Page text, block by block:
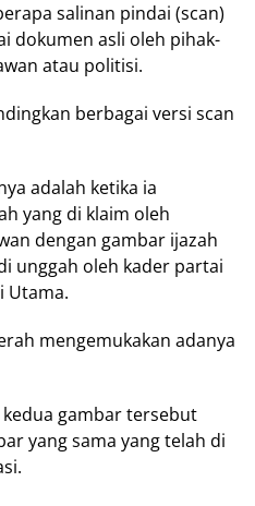
salinan pindai (scan)
dokumen asli oleh pihak-
atau politisi.
berbagai versi scan
adalah ketika ia
yang di klaim oleh
dengan gambar ijazah
unggah oleh kader partai
Utama.
mengemukakan adanya
gambar tersebut
yang sama yang telah di